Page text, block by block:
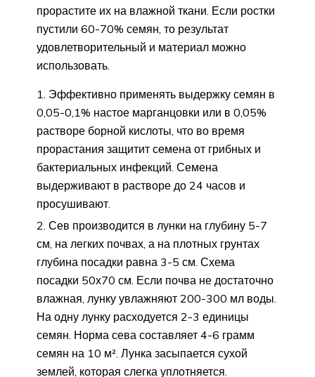
прорастите их на влажной ткани. Если ростки
пустили 60-70% семян, то результат
удовлетворительный и материал можно
использовать.
Эффективно применять выдержку семян в
0,05-0,1% настое марганцовки или в 0,05%
растворе борной кислоты, что во время
прорастания защитит семена от грибных и
бактериальных инфекций. Семена
выдерживают в растворе до 24 часов и
просушивают.
Сев производится в лунки на глубину 5-7
см, на легких почвах, а на плотных грунтах
глубина посадки равна 3-5 см. Схема
посадки 50х70 см. Если почва не достаточно
влажная, лунку увлажняют 200-300 мл воды.
На одну лунку расходуется 2-3 единицы
семян. Норма сева составляет 4-6 грамм
семян на 10 м². Лунка засыпается сухой
землей, которая слегка уплотняется.